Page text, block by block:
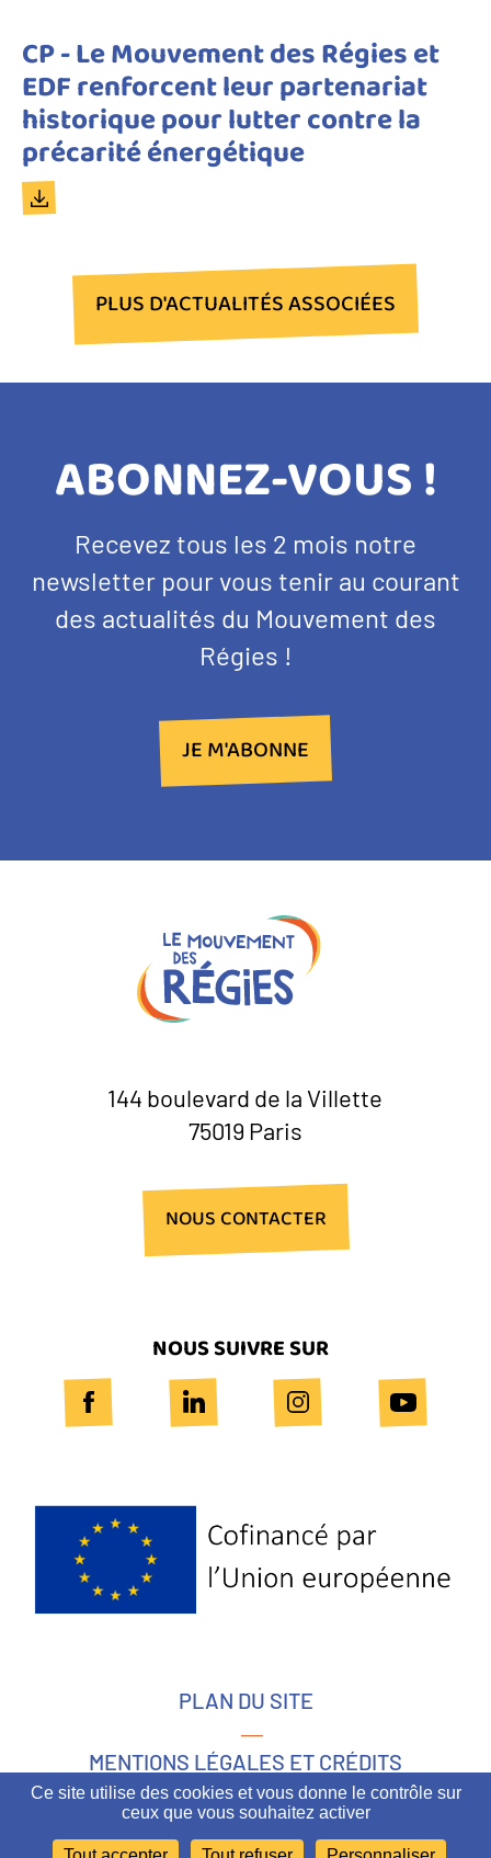
Titre
du
document
CP - Le Mouvement des Régies et
EDF renforcent leur partenariat
historique pour lutter contre la
précarité énergétique
Document
PLUS D'ACTUALITÉS ASSOCIÉES
TITRE
BANDEAU
NEWSLETTER
ABONNEZ-VOUS !
Texte
d'introduction
Recevez tous les 2 mois notre
newsletter pour vous tenir au courant
des actualités du Mouvement des
Régies !
JE M'ABONNE
NOUS CONTACTER
144 boulevard de la Villette
75019 Paris
NOUS SUIVRE SUR
Logo
Europe
PLAN DU SITE
MENTIONS LÉGALES ET CRÉDITS
ACCESSIBILITÉ
Ce site utilise des cookies et vous donne le contrôle sur
ceux que vous souhaitez activer